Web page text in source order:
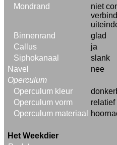
Mondrand
niet
Binnenrand
glad
Callus
ja
Siphokanaal
slank
Navel
nee
Operculum
Operculum kleur
Operculum vorm
relatief
Operculum materiaal
Het Weekdier